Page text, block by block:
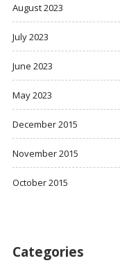
August 2023
July 2023
June 2023
May 2023
December 2015
November 2015
October 2015
Categories